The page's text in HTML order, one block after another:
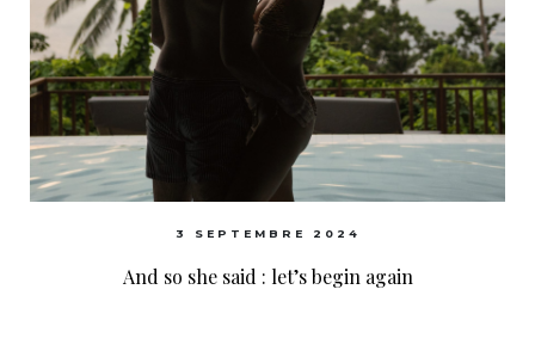
3 SEPTEMBRE 2024
And so she said : let’s begin again